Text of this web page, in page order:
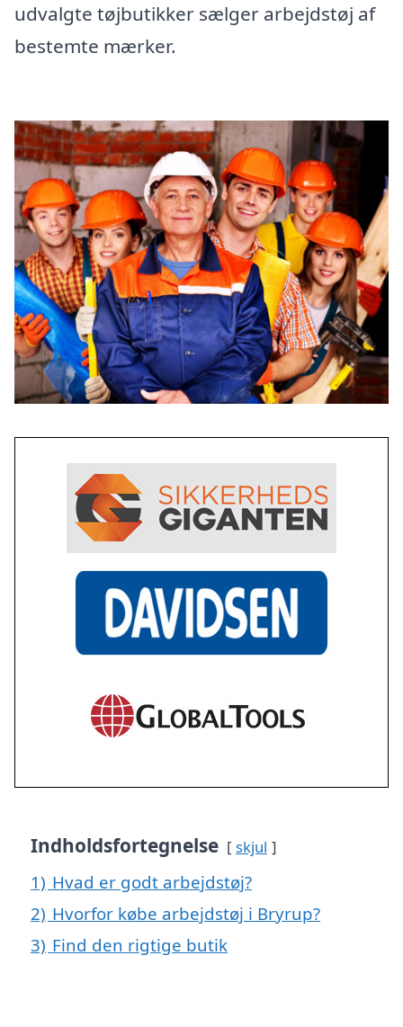
udvalgte tøjbutikker sælger arbejdstøj af
bestemte mærker.
Indholdsfortegnelse skjul
1) Hvad er godt arbejdstøj?
2) Hvorfor købe arbejdstøj i Bryrup?
3) Find den rigtige butik